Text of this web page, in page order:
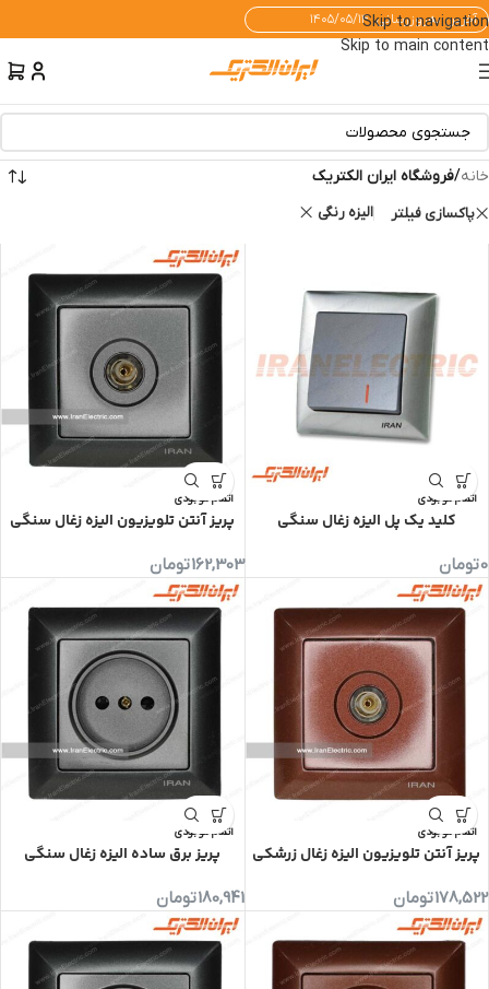
Skip to navigation
Skip to main content
آخرین به‌روزرسانی: ۱۴۰۵/۰۵/۱۴
خانه/فروشگاه ایران الکتریک
پاکسازی فیلتر الیزه رنگی
اتمام موجودی
کلید یک پل الیزه زغال سنگی
0تومان
اتمام موجودی
پریز آنتن تلویزیون الیزه زغال سنگی
162,303تومان
اتمام موجودی
پریز آنتن تلویزیون الیزه زغال زرشکی
178,522تومان
اتمام موجودی
پریز برق ساده الیزه زغال سنگی
180,941تومان